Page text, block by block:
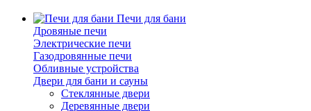
Печи для бани
Дровяные печи
Электрические печи
Газодровянные печи
Обливные устройства
Двери для бани и сауны
Стеклянные двери
Деревянные двери